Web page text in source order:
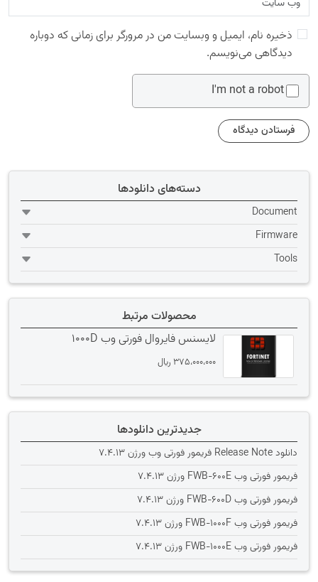
ذخیره نام، ایمیل و وبسایت من در مرورگر برای زمانی که دوباره
دیدگاهی می‌نویسم.
I'm not a robot
دسته‌های دانلودها
Document
Firmware
Tools
محصولات مرتبط
لایسنس فایروال فورتی وب 1000D
375،000،000 ﷼
جدیدترین دانلودها
دانلود Release Note فریمور فورتی وب ورژن 7.4.13
فریمور فورتی وب FWB-600E ورژن 7.4.13
فریمور فورتی وب FWB-600D ورژن 7.4.13
فریمور فورتی وب FWB-1000F ورژن 7.4.13
فریمور فورتی وب FWB-1000E ورژن 7.4.13